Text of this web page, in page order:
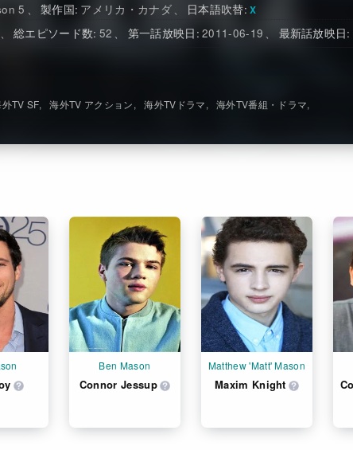
閉じる
5 製作国 アメリカ・カナダ
日本語吹替
総エピソード数 52 第一話放映日 2011-06-19 最新話放映日
Ben Mason
Connor Jessup
Matthew 'Matt' Mason
Maxim Knight
TV SF 海外TV アクション 海外TVドラマ 海外TV番組・ドラマ